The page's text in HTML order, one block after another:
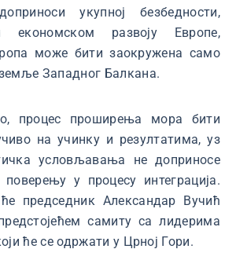
укупној безбедности,
економском развоју Европе,
може бити заокружена само
Западног Балкана.
процес проширења мора бити
на учинку и резултатима, уз
условљавања не доприносе
у процесу интеграција.
председник Александар Вучић
самиту са лидерима
ће се одржати у Црној Гори.